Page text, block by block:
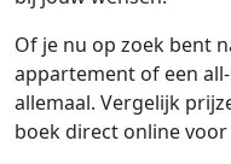
Of je nu op zoek bent
appartement of een
allemaal. Vergelijk
boek direct online voor